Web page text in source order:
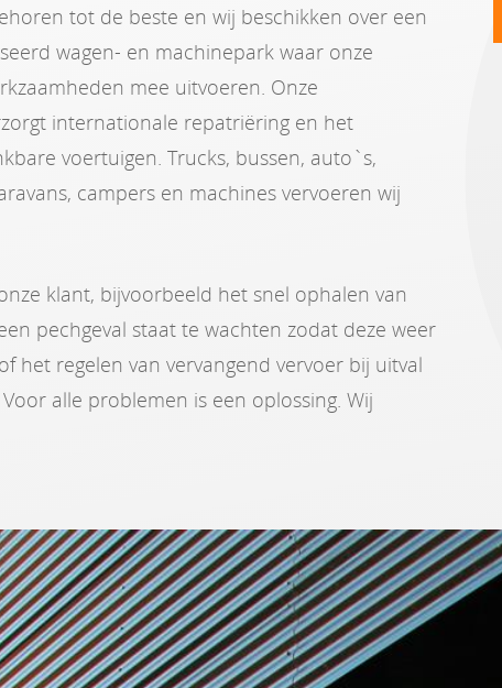
tot de beste en wij beschikken over een
wagen- en machinepark waar onze
mee uitvoeren. Onze
internationale repatriëring en het
voertuigen. Trucks, bussen, auto`s,
campers en machines vervoeren wij
klant, bijvoorbeeld het snel ophalen van
pechgeval staat te wachten zodat deze weer
het regelen van vervangend vervoer bij uitval
alle problemen is een oplossing. Wij